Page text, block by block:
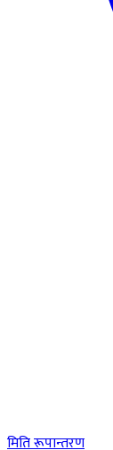
मिति रूपान्तरण